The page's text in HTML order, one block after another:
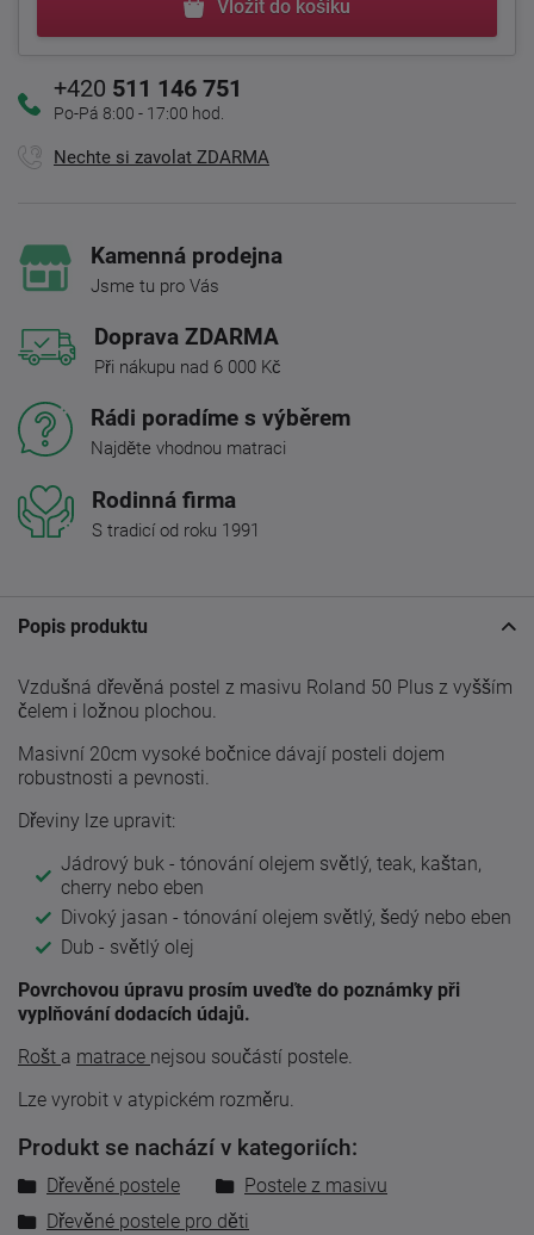
Vložit do košíku
+420 511 146 751
Po-Pá 8:00 - 17:00 hod.
Nechte si zavolat ZDARMA
Kamenná prodejna
Jsme tu pro Vás
Doprava ZDARMA
Při nákupu nad 6 000 Kč
Rádi poradíme s výběrem
Najděte vhodnou matraci
Rodinná firma
S tradicí od roku 1991
Popis produktu
Vzdušná dřevěná postel z masivu Roland 50 Plus z vyšším
čelem i ložnou plochou.
Masivní 20cm vysoké bočnice dávají posteli dojem
robustnosti a pevnosti.
Dřeviny lze upravit:
Jádrový buk - tónování olejem světlý, teak, kaštan,
cherry nebo eben
Divoký jasan - tónování olejem světlý, šedý nebo eben
Dub - světlý olej
Povrchovou úpravu prosím uveďte do poznámky při
vyplňování dodacích údajů.
Rošt a matrace nejsou součástí postele.
Lze vyrobit v atypickém rozměru.
Produkt se nachází v kategoriích:
Dřevěné postele
Postele z masivu
Dřevěné postele pro děti